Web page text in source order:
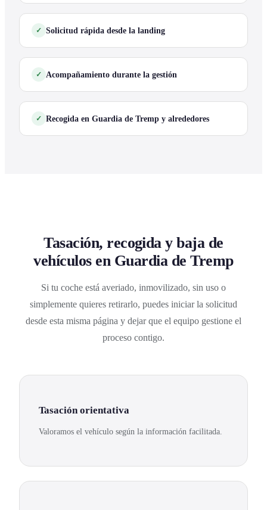
Solicitud rápida desde la landing
Acompañamiento durante la gestión
Recogida en Guardia de Tremp y alrededores
Tasación, recogida y baja de
vehículos en Guardia de Tremp
Si tu coche está averiado, inmovilizado, sin uso o
simplemente quieres retirarlo, puedes iniciar la solicitud
desde esta misma página y dejar que el equipo gestione el
proceso contigo.
Tasación orientativa
Valoramos el vehículo según la información facilitada.